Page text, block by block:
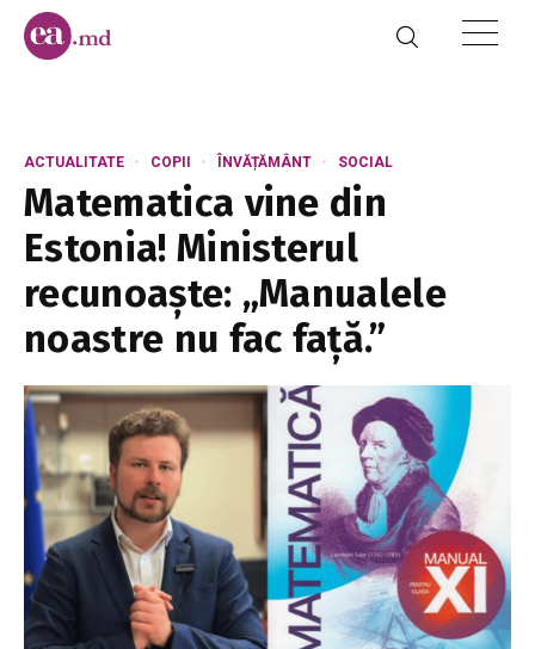
ACTUALITATE COPII ÎNVĂȚĂMÂNT SOCIAL
Matematica vine din
Estonia! Ministerul
recunoaște: „Manualele
noastre nu fac față.”